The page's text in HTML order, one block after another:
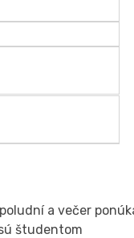
a večer
študentom